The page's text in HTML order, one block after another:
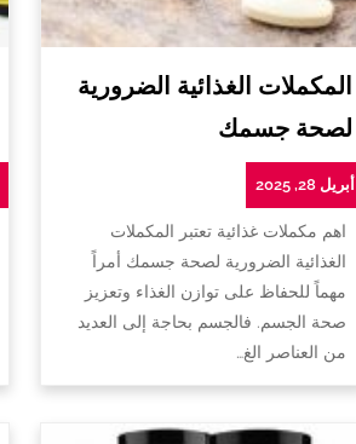
المكملات الغذائية الضرورية
لصحة جسمك
أبريل 28, 2025
اهم مكملات غذائية تعتبر المكملات
الغذائية الضرورية لصحة جسمك أمراً
مهماً للحفاظ على توازن الغذاء وتعزيز
صحة الجسم. فالجسم بحاجة إلى العديد
من العناصر الغ…